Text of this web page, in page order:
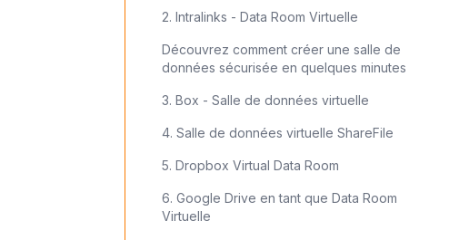
2. Intralinks - Data Room Virtuelle
Découvrez comment créer une salle de
données sécurisée en quelques minutes
3. Box - Salle de données virtuelle
4. Salle de données virtuelle ShareFile
5. Dropbox Virtual Data Room
6. Google Drive en tant que Data Room
Virtuelle